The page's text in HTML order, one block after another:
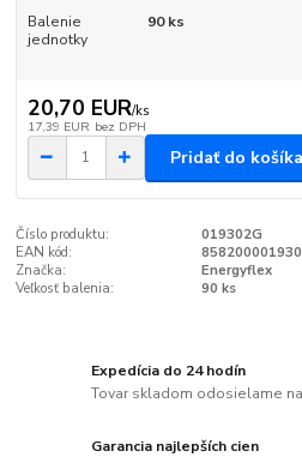
Balenie
jednotky
90 ks
20,70 EUR/ks
17,39 EUR bez DPH
Pridať do košíka
Číslo produktu:
019302G
EAN kód:
Značka:
Energyflex
Veľkosť balenia:
90 ks
Expedícia do 24 hodín
Tovar skladom odosielame
Garancia najlepších cien